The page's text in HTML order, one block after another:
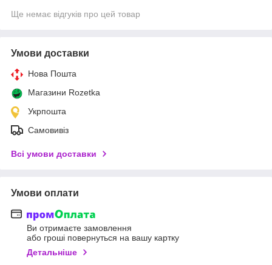
Ще немає відгуків про цей товар
Умови доставки
Нова Пошта
Магазини Rozetka
Укрпошта
Самовивіз
Всі умови доставки
Умови оплати
Ви отримаєте замовлення
або гроші повернуться на вашу картку
Детальніше